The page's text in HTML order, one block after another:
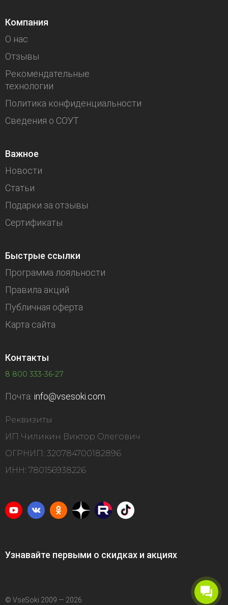
Компания
О нас
Отзывы
Рекомендательные
технологии
Политика конфиденциальности
Сведения о СОУТ
Важное
Новости
Статьи
Подарки за отзывы
Сертификаты
Быстрые ссылки
Программа лояльности
Правила акций
Публичная оферта
Карта сайта
Контакты
8 800 333-36-27
Почта: info@vsesoki.com
Реквизиты
ИП Чиликин Виктор Олегович
ОГРНИП: 320784700182896
ИНН: 780156938226
Узнавайте первыми о скидках и акциях
© VseSoki 2009 — 2026